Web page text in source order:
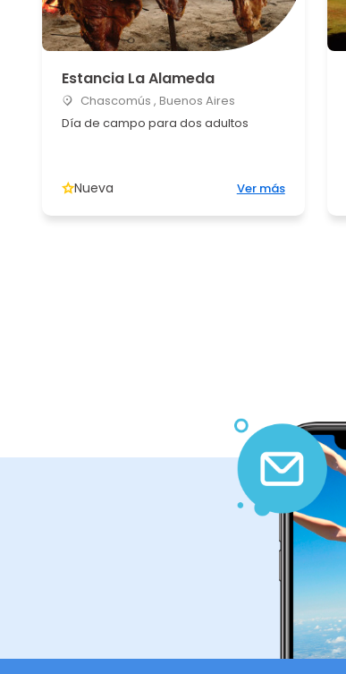
Estancia La Alameda
Chascomús , Buenos Aires
Día de campo para dos adultos
Nueva Ver más